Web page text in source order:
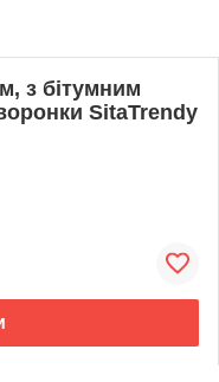
з бітумним
SitaTrendy